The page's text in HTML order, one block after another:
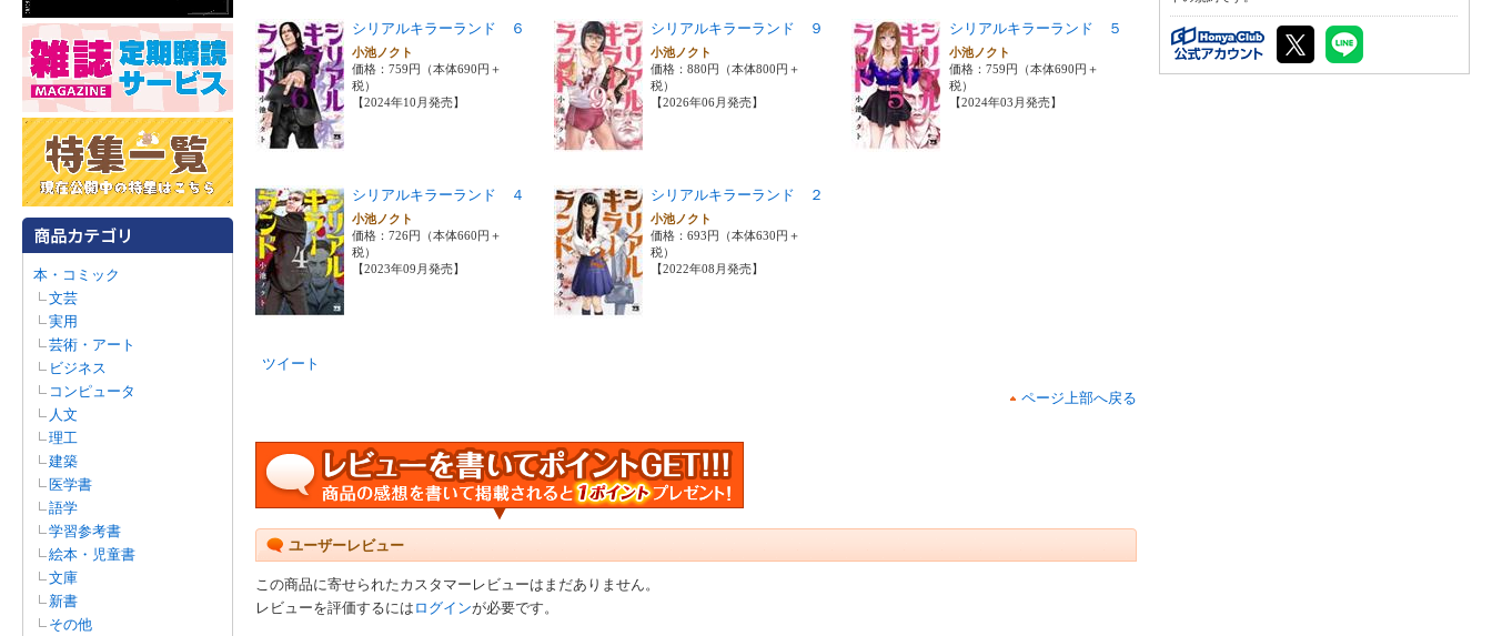
本・コミック
文芸
実用
芸術・アート
ビジネス
コンピュータ
人文
理工
建築
医学書
語学
学習参考書
絵本・児童書
文庫
新書
その他
シリアルキラーランド ６
小池ノクト
価格：759円（本体690円＋
税）
【2024年10月発売】
シリアルキラーランド ９
小池ノクト
価格：880円（本体800円＋
税）
【2026年06月発売】
シリアルキラーランド ５
小池ノクト
価格：759円（本体690円＋
税）
【2024年03月発売】
シリアルキラーランド ４
小池ノクト
価格：726円（本体660円＋
税）
【2023年09月発売】
シリアルキラーランド ２
小池ノクト
価格：693円（本体630円＋
税）
【2022年08月発売】
ツイート
ページ上部へ戻る
ユーザーレビュー
この商品に寄せられたカスタマーレビューはまだありません。
レビューを評価するには ログインが必要です。